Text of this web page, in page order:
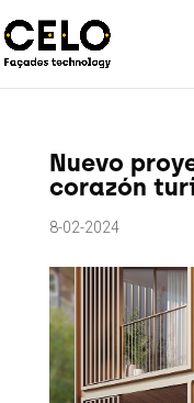
Nuevo
corazón
8-02-2024